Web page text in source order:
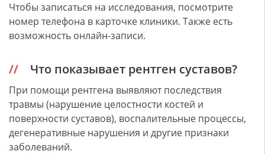
Чтобы записаться на исследования, посмотрите
номер телефона в карточке клиники. Также есть
возможность онлайн-записи.
Что показывает рентген суставов?
При помощи рентгена выявляют последствия
травмы (нарушение целостности костей и
поверхности суставов), воспалительные процессы,
дегенеративные нарушения и другие признаки
заболеваний.